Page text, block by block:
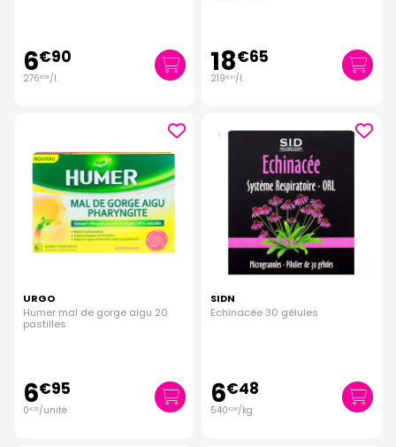
6€90
276€00/l. 18€65
219€41/l.
URGO
Humer mal de gorge aigu 20
pastilles
6€95
0€35/unité
SIDN
Echinacée 30 gélules
6€48
540€00/kg